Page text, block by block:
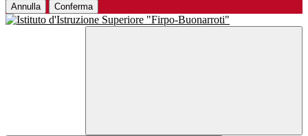
Annulla Conferma